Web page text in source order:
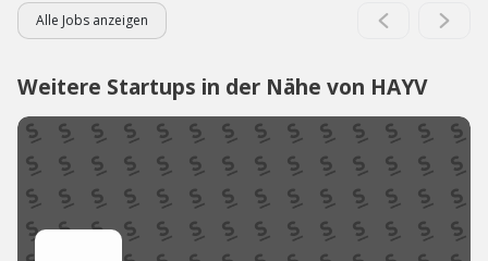
Alle Jobs anzeigen
Weitere Startups in der Nähe von HAYV